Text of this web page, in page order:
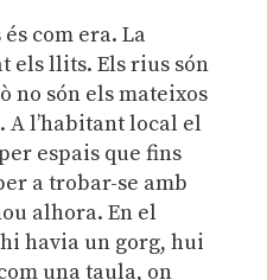
és com era. La
els llits. Els rius són
no són els mateixos
A l’habitant local el
espais que fins
a trobar-se amb
alhora. En el
havia un gorg, hui
una taula, on